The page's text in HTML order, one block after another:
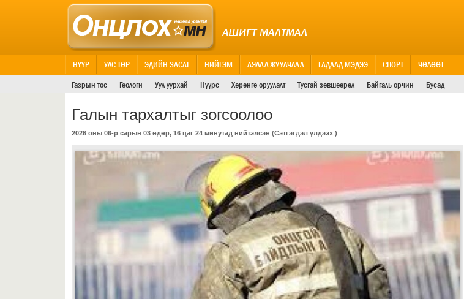
АШИГТ МАЛТМАЛ
НҮҮР УЛС ТӨР ЭДИЙН ЗАСАГ НИЙГЭМ АЯЛАЛ ЖУУЛЧЛАЛ ГАДААД МЭДЭЭ СПОРТ
ЧӨЛӨӨТ
Газрын тос
Геологи Уул уурхай Нүүрс Хөрөнгө оруулалт Тусгай зөвшөөрөл Байгаль орчин Бусад
Галын тархалтыг зогсоолоо
2026 оны 06-р сарын 03 өдөр, 16 цаг 24 минутад нийтэлсэн (Сэтгэгдэл үлдээх )